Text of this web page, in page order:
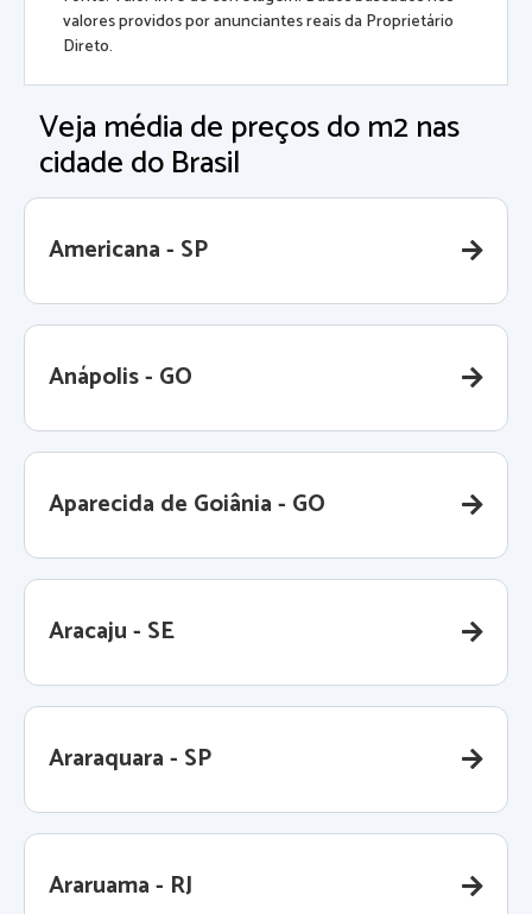
valores providos por anunciantes reais da Proprietário
Direto.
Veja média de preços do m2 nas
cidade do Brasil
Americana - SP
Anápolis - GO
Aparecida de Goiânia - GO
Aracaju - SE
Araraquara - SP
Araruama - RJ